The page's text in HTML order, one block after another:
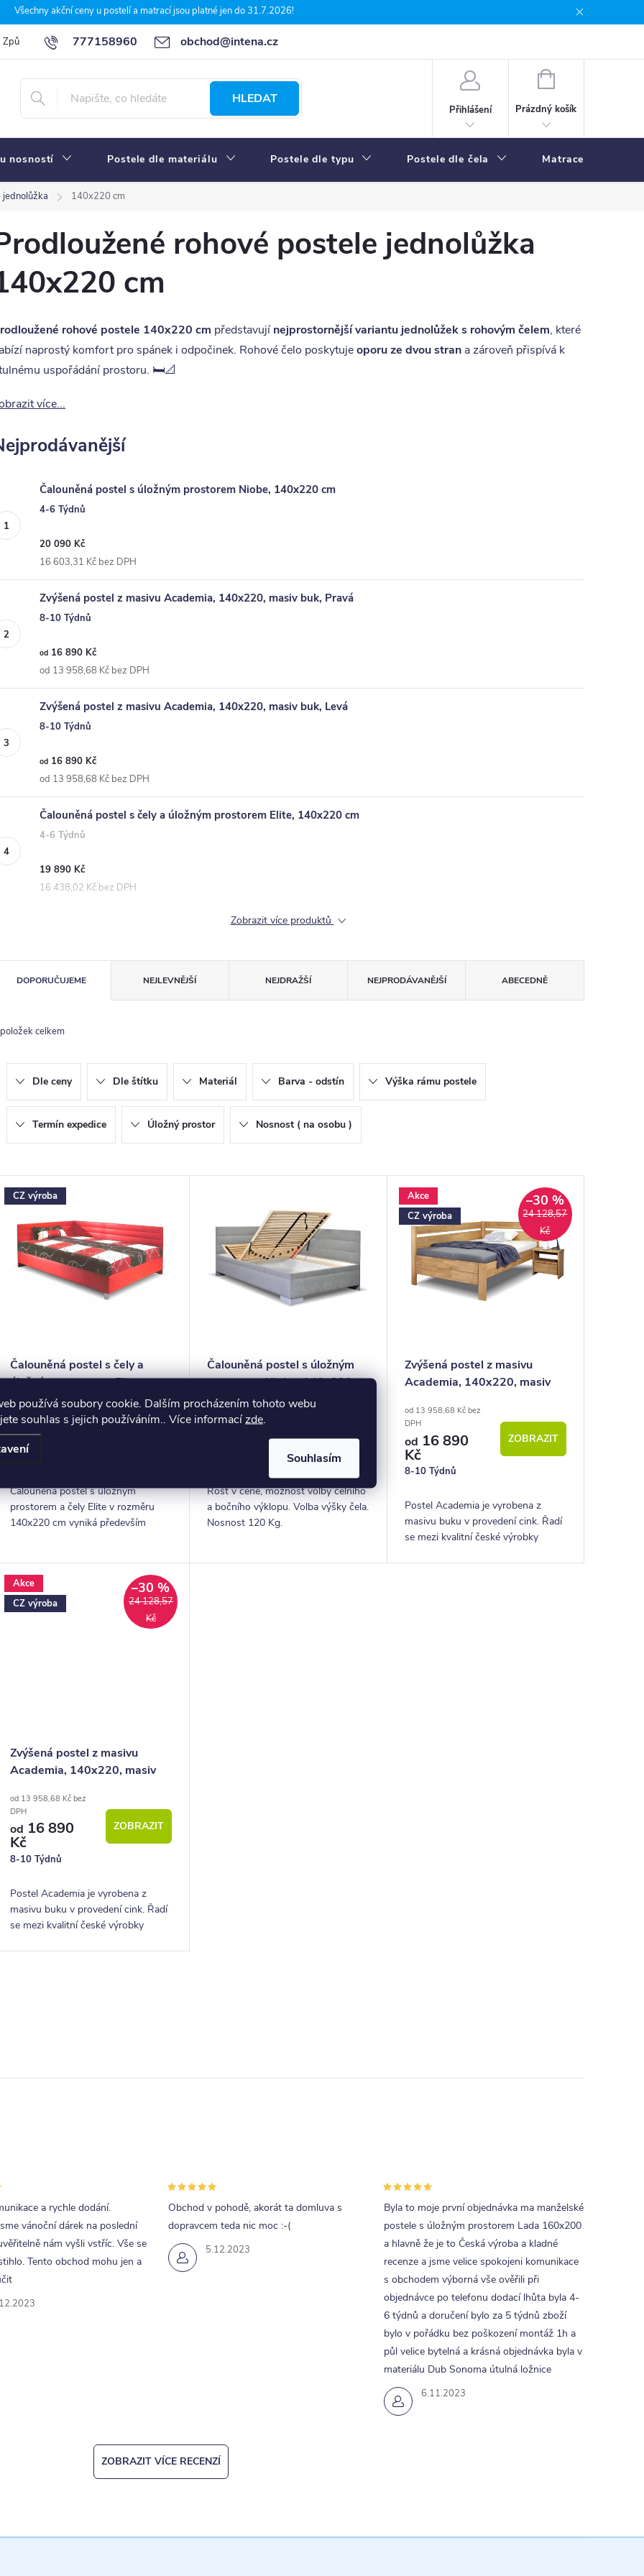
používá soubory cookie. Dalším procházením tohoto webu
souhlas s jejich používáním.. Více informacízde.
Souhlasím
Všechny akční ceny u postelí a matrací jsou platné jen do 31.7.2026!
777158960 obchod@intena.cz
Způsoby a ceny dopravy 7 důvodů, proč nakupit u Intena nábytek
HLEDAT
Přihlášení
NÁKUPNÍ
Prázdný košík
nosností Postele dle materiálu Postele dle typu Postele dle čela Matrace
jednolůžka 140x220 cm
rohové postele jednolůžka
cm
rohové postele 140x220 cm představujínejprostornější variantu jednolůžek s rohovým čelem, které
naprostý komfort pro spánek i odpočinek. Rohové čelo poskytujeoporu ze dvou stran a zároveň přispívá k
uspořádání prostoru. 🛏️📐
více...
Čalouněná postel s úložným prostorem Niobe, 140x220 cm
4-6 Týdnů
20 090 Kč
16 603,31 Kč bez DPH
Zvýšená postel z masivu Academia, 140x220, masiv buk, Pravá
8-10 Týdnů
od 16 890 Kč
od 13 958,68 Kč bez DPH
Zvýšená postel z masivu Academia, 140x220, masiv buk, Levá
8-10 Týdnů
od 16 890 Kč
od 13 958,68 Kč bez DPH
Čalouněná postel s čely a úložným prostorem Elite, 140x220 cm
4-6 Týdnů
19 890 Kč
16 438,02 Kč bez DPH
Zobrazit více produktů
DOPORUČUJEME NEJLEVNĚJŠÍ NEJDRAŽŠÍ NEJPRODÁVANĚJŠÍ ABECEDNĚ
položek celkem
Dle ceny Dle štítku Materiál Barva - odstín Výška rámu postele
Termín expedice Úložný prostor Nosnost ( na osobu )
V CZ výroba
Čalouněná postel s čely a
úložným prostorem Elite,
140x220 cm
16 438,02 Kč bez
DPH
19 890 Kč
Čalouněná postel s úložným
prostorem a čely Elite v rozměru
140x220 cm vyniká především
Čalouněná postel s úložným
prostorem Niobe, 140x220
cm
16 603,31 Kč bez
DPH
20 090 Kč
Rošt v ceně, možnost volby čelního
a bočního výklopu. Volba výšky čela.
Nosnost 120 Kg.
Akce
CZ výroba
24 128,57
Kč
–30 %
Zvýšená postel z masivu
Academia, 140x220, masiv
od 13 958,68 Kč bez
DPH
od 16 890
Kč
8-10 Týdnů
ZOBRAZIT
Postel Academia je vyrobena z
masivu buku v provedení cink. Řadí
se mezi kvalitní české výrobky
Akce
CZ výroba
24 128,57
Kč
–30 %
Zvýšená postel z masivu
Academia, 140x220, masiv
od 13 958,68 Kč bez
DPH
od 16 890
Kč
8-10 Týdnů
ZOBRAZIT
Postel Academia je vyrobena z
masivu buku v provedení cink. Řadí
se mezi kvalitní české výrobky
a rychle dodání.
vánoční dárek na poslední
nám vyšli vstříc. Vše se
Tento obchod mohu jen a
5.12.2023
Obchod v pohodě, akorát ta domluva s
dopravcem teda nic moc :-(
6.11.2023
Byla to moje první objednávka ma manželské
postele s úložným prostorem Lada 160x200
a hlavně že je to Česká výroba a kladné
recenze a jsme velice spokojeni komunikace
s obchodem výborná vše ověřili při
objednávce po telefonu dodací lhůta byla 4-
6 týdnů a doručení bylo za 5 týdnů zboží
bylo v pořádku bez poškození montáž 1h a
půl velice bytelná a krásná objednávka byla v
materiálu Dub Sonoma útulná ložnice
ZOBRAZIT VÍCE RECENZÍ